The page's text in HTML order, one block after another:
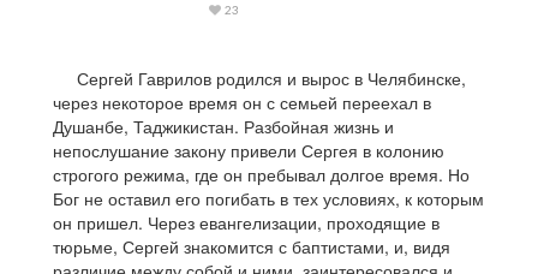
23
Сергей Гаврилов родился и вырос в Челябинске,
через некоторое время он с семьей переехал в
Душанбе, Таджикистан. Разбойная жизнь и
непослушание закону привели Сергея в колонию
строгого режима, где он пребывал долгое время. Но
Бог не оставил его погибать в тех условиях, к которым
он пришел. Через евангелизации, проходящие в
тюрьме, Сергей знакомится с баптистами, и, видя